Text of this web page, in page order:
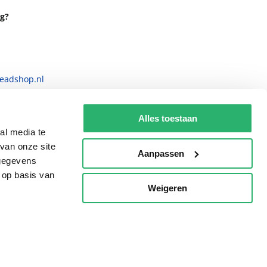
media te
onze site
basis van
Alles toestaan
Aanpassen
Weigeren